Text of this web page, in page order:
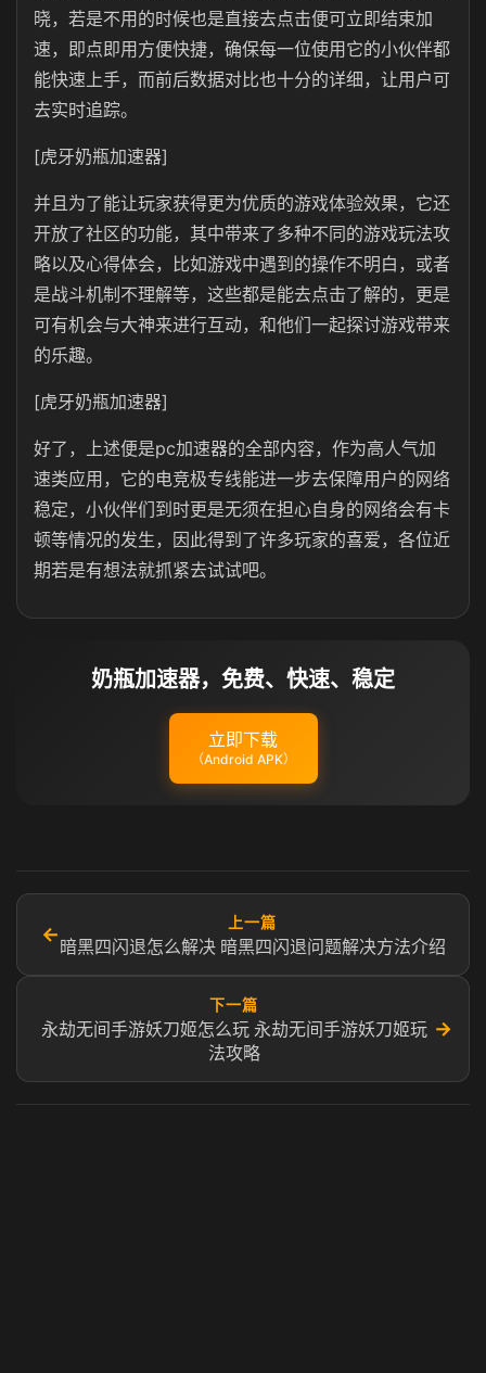
晓，若是不用的时候也是直接去点击便可立即结束加
速，即点即用方便快捷，确保每一位使用它的小伙伴都
能快速上手，而前后数据对比也十分的详细，让用户可
去实时追踪。
[虎牙奶瓶加速器]
并且为了能让玩家获得更为优质的游戏体验效果，它还
开放了社区的功能，其中带来了多种不同的游戏玩法攻
略以及心得体会，比如游戏中遇到的操作不明白，或者
是战斗机制不理解等，这些都是能去点击了解的，更是
可有机会与大神来进行互动，和他们一起探讨游戏带来
的乐趣。
[虎牙奶瓶加速器]
好了，上述便是pc加速器的全部内容，作为高人气加
速类应用，它的电竞极专线能进一步去保障用户的网络
稳定，小伙伴们到时更是无须在担心自身的网络会有卡
顿等情况的发生，因此得到了许多玩家的喜爱，各位近
期若是有想法就抓紧去试试吧。
奶瓶加速器，免费、快速、稳定
立即下载
（Android APK）
←
上一篇
暗黑四闪退怎么解决 暗黑四闪退问题解决方法介绍
下一篇
永劫无间手游妖刀姬怎么玩 永劫无间手游妖刀姬玩
法攻略
→